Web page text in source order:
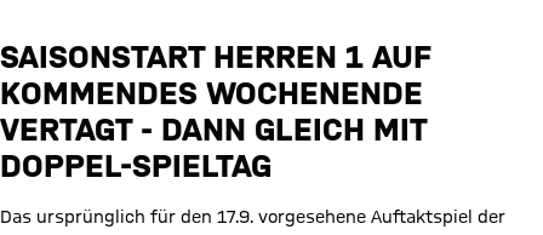
SAISONSTART HERREN 1 AUF
KOMMENDES WOCHENENDE
VERTAGT - DANN GLEICH MIT
DOPPEL-SPIELTAG
Das ursprünglich für den 17.9. vorgesehene Auftaktspiel der